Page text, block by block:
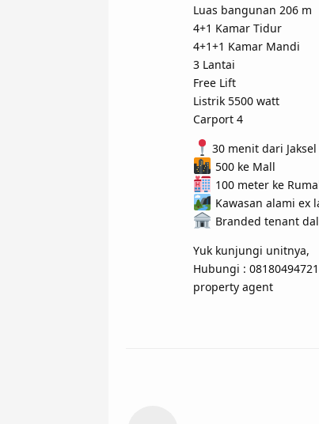
Luas bangunan 206 m
4+1 Kamar Tidur
4+1+1 Kamar Mandi
3 Lantai
Free Lift
Listrik 5500 watt
Carport 4
30 menit dari Jaksel
500 ke Mall
100 meter ke
Kawasan alami ex
Branded tenant
Yuk kunjungi unitnya,
Hubungi :
property agent